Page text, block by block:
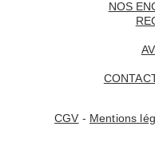
NOS
CGV - Mentions